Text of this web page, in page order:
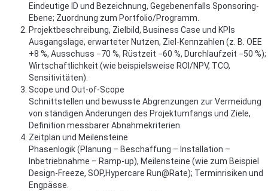
Eindeutige ID und Bezeichnung, Gegebenenfalls Sponsoring-
Ebene; Zuordnung zum Portfolio/Programm.
Projektbeschreibung, Zielbild, Business Case und KPIs
Ausgangslage, erwarteter Nutzen, Ziel-Kennzahlen (z. B. OEE
+8 %, Ausschuss −70 %, Rüstzeit −60 %, Durchlaufzeit −50 %);
Wirtschaftlichkeit (wie beispielsweise ROI/NPV, TCO,
Sensitivitäten).
Scope und Out-of-Scope
Schnittstellen und bewusste Abgrenzungen zur Vermeidung
von ständigen Änderungen des Projektumfangs und Ziele,
Definition messbarer Abnahmekriterien.
Zeitplan und Meilensteine
Phasenlogik (Planung – Beschaffung – Installation –
Inbetriebnahme – Ramp-up), Meilensteine (wie zum Beispiel
Design-Freeze, SOP,Hypercare Run@Rate); Terminrisiken und
Engpässe.